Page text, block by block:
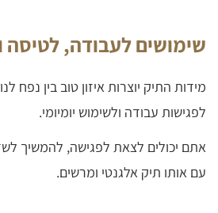
שימושים לעבודה, לטיסה
מידות התיק יוצרות איזון טוב בין נפח
לפגישות עבודה ולשימוש יומיומי.
אתם יכולים לצאת לפגישה, להמשיך
עם אותו תיק אלגנטי ומרשים.